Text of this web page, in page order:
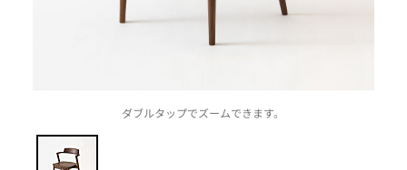
ダブルタップでズームできます。